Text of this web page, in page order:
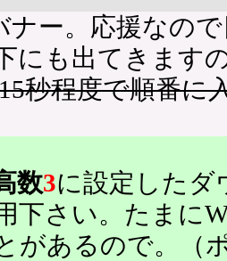
ナー。応援なの
にも出てきます
秒程度で順番に
数3に設定したダ
下さい。たまに
があるので。（